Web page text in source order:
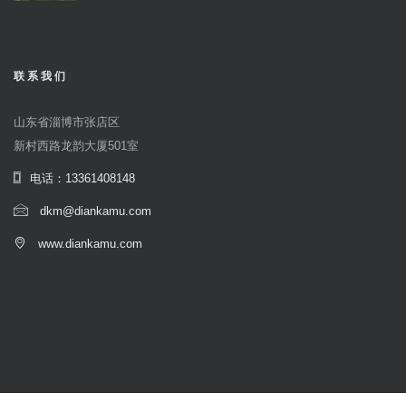
联系我们
山东省淄博市张店区
新村西路龙韵大厦501室
电话：13361408148
dkm@diankamu.com
www.diankamu.com